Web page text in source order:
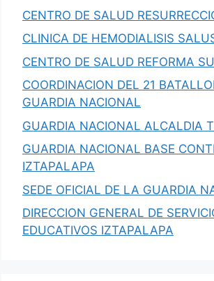
CENTRO DE SALUD
CLINICA DE HEMODIALISIS
CENTRO DE SALUD REFORMA
COORDINACION DEL 21
GUARDIA NACIONAL
GUARDIA NACIONAL ALCALDIA
GUARDIA NACIONAL BASE
IZTAPALAPA
SEDE OFICIAL DE LA GUARDIA
DIRECCION GENERAL DE
EDUCATIVOS IZTAPALAPA